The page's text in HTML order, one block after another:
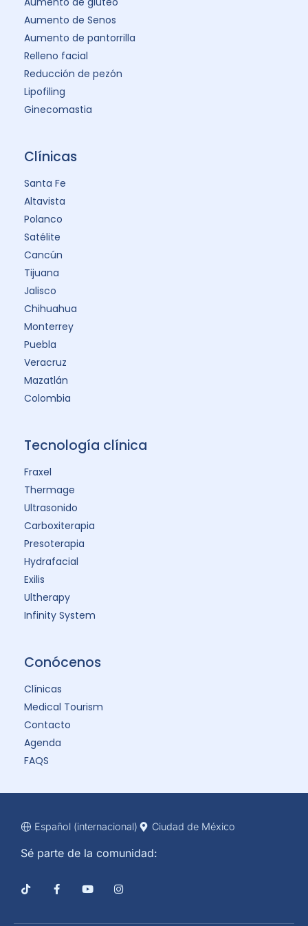
Aumento de Senos
Aumento de pantorrilla
Relleno facial
Reducción de pezón
Lipofiling
Ginecomastia
Clínicas
Santa Fe
Altavista
Polanco
Satélite
Cancún
Tijuana
Jalisco
Chihuahua
Monterrey
Puebla
Veracruz
Mazatlán
Colombia
Tecnología clínica
Fraxel
Thermage
Ultrasonido
Carboxiterapia
Presoterapia
Hydrafacial
Exilis
Ultherapy
Infinity System
Conócenos
Clínicas
Medical Tourism
Contacto
Agenda
FAQS
Español (internacional) Ciudad de México
Sé parte de la comunidad: